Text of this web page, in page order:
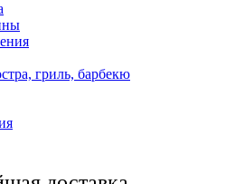
гриль, барбекю